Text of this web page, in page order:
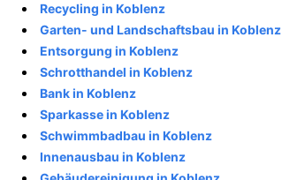
Recycling in Koblenz
Garten- und Landschaftsbau in Koblenz
Entsorgung in Koblenz
Schrotthandel in Koblenz
Bank in Koblenz
Sparkasse in Koblenz
Schwimmbadbau in Koblenz
Innenausbau in Koblenz